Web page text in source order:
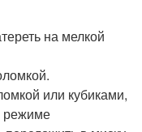
на мелкой
или кубиками,
режиме